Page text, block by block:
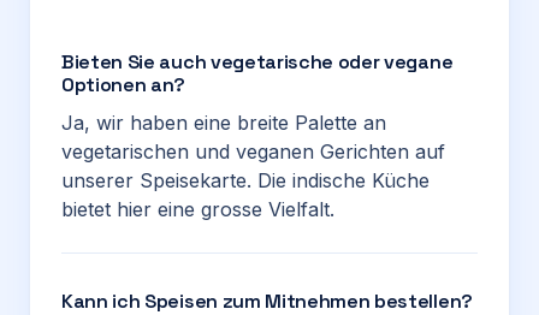
Bieten Sie auch vegetarische oder vegane
Optionen an?
Ja, wir haben eine breite Palette an
vegetarischen und veganen Gerichten auf
unserer Speisekarte. Die indische Küche
bietet hier eine grosse Vielfalt.
Kann ich Speisen zum Mitnehmen bestellen?